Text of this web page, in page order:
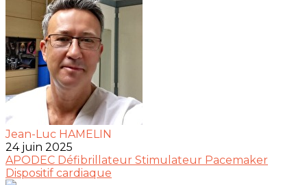
Jean-Luc HAMELIN
24 juin 2025
APODEC Défibrillateur Stimulateur Pacemaker
Dispositif cardiaque